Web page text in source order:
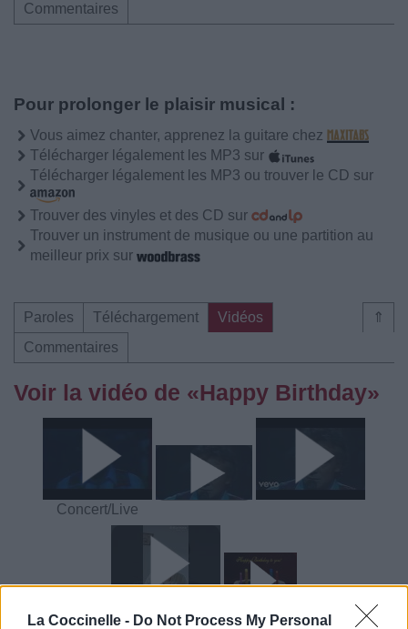
La Coccinelle - Do Not Process My Personal
Commentaires
Pour prolonger le plaisir musical :
Vous aimez chanter, apprenez la guitare chez
Télécharger légalement les MP3 sur
Télécharger légalement les MP3 ou trouver le CD sur
Trouver des vinyles et des CD sur
Trouver un instrument de musique ou une partition au
meilleur prix sur
⇑
Paroles Téléchargement
Vidéos
Commentaires
Voir la vidéo de «Happy Birthday»
Concert/Live